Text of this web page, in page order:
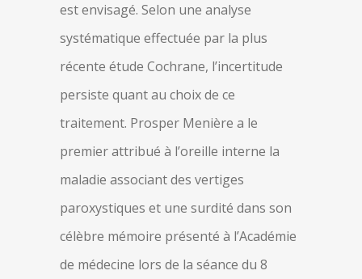
est envisagé. Selon une analyse
systématique effectuée par la plus
récente étude Cochrane, l’incertitude
persiste quant au choix de ce
traitement. Prosper Menière a le
premier attribué à l’oreille interne la
maladie associant des vertiges
paroxystiques et une surdité dans son
célèbre mémoire présenté à l’Académie
de médecine lors de la séance du 8